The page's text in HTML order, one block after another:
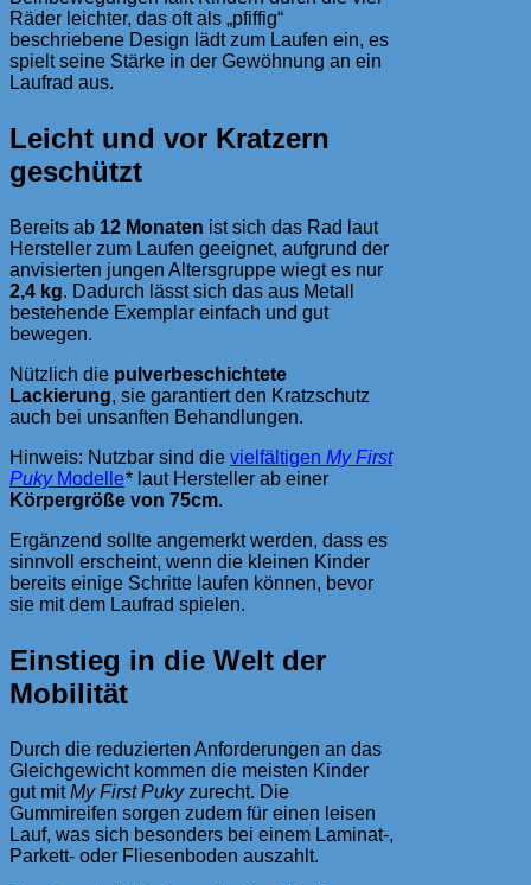
Räder leichter, das oft als „pfiffig“
beschriebene Design lädt zum Laufen ein, es
spielt seine Stärke in der Gewöhnung an ein
Laufrad aus.
Leicht und vor Kratzern
geschützt
Bereits ab 12 Monaten ist sich das Rad laut
Hersteller zum Laufen geeignet, aufgrund der
anvisierten jungen Altersgruppe wiegt es nur
2,4 kg. Dadurch lässt sich das aus Metall
bestehende Exemplar einfach und gut
bewegen.
Nützlich die pulverbeschichtete
Lackierung, sie garantiert den Kratzschutz
auch bei unsanften Behandlungen.
Hinweis: Nutzbar sind die vielfältigen My First
PukyModelle* laut Hersteller ab einer
Körpergröße von 75cm.
Ergänzend sollte angemerkt werden, dass es
sinnvoll erscheint, wenn die kleinen Kinder
bereits einige Schritte laufen können, bevor
sie mit dem Laufrad spielen.
Einstieg in die Welt der
Mobilität
Durch die reduzierten Anforderungen an das
Gleichgewicht kommen die meisten Kinder
gut mitMy First Pukyzurecht. Die
Gummireifen sorgen zudem für einen leisen
Lauf, was sich besonders bei einem Laminat-,
Parkett- oder Fliesenboden auszahlt.